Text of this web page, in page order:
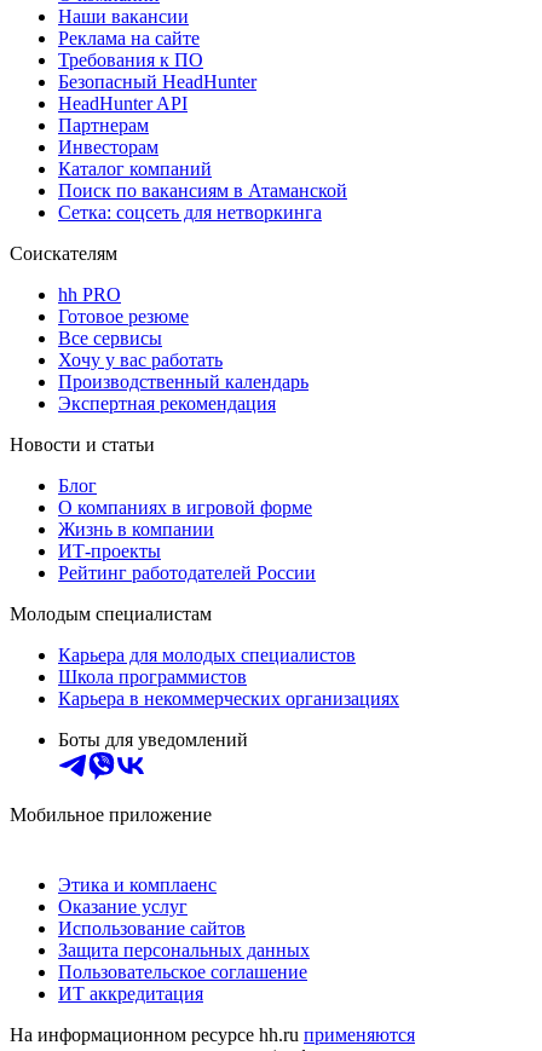
Наши вакансии
Реклама на сайте
Требования к ПО
Безопасный HeadHunter
HeadHunter API
Партнерам
Инвесторам
Каталог компаний
Поиск по вакансиям в Атаманской
Сетка: соцсеть для нетворкинга
Соискателям
hh PRO
Готовое резюме
Все сервисы
Хочу у вас работать
Производственный календарь
Экспертная рекомендация
Новости и статьи
Блог
О компаниях в игровой форме
Жизнь в компании
ИТ-проекты
Рейтинг работодателей России
Молодым специалистам
Карьера для молодых специалистов
Школа программистов
Карьера в некоммерческих организациях
Боты для уведомлений
Мобильное приложение
Этика и комплаенс
Оказание услуг
Использование сайтов
Защита персональных данных
Пользовательское соглашение
ИТ аккредитация
На информационном ресурсе hh.ru применяются